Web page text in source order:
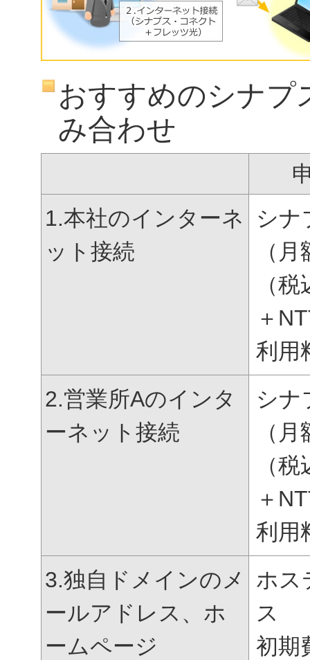
おすすめのシナプ
み合わせ
1.本社のインターネ
ット接続
シナ
（
（税
＋
利用
2.営業所Aのインタ
ーネット接続
シナ
（
（税
＋
利用
3.独自ドメインのメ
ールアドレス、ホ
ームページ
ホス
ス
初期